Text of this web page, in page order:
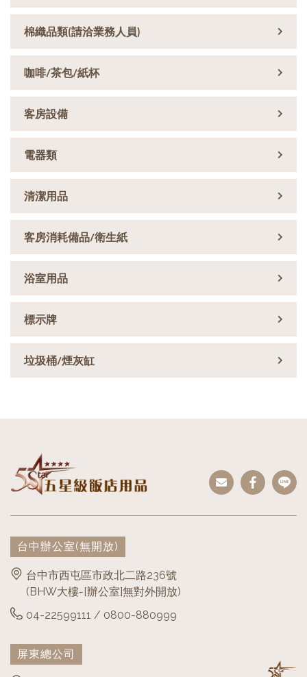
棉織品類(請洽業務人員)
咖啡/茶包/紙杯
客房設備
電器類
清潔用品
客房消耗備品/衛生紙
浴室用品
標示牌
垃圾桶/煙灰缸
台中辦公室(無開放)
台中市西屯區市政北二路236號
(BHW大樓-[辦公室]無對外開放)
04-22599111 / 0800-880999
屏東總公司